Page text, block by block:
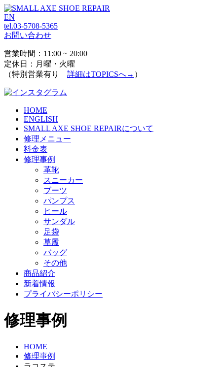
EN
tel.03-5708-5365
お問い合わせ
営業時間：11:00 ~ 20:00
定休日：月曜・火曜
（特別営業有り 詳細はTOPICSへ→ ）
HOME
ENGLISH
SMALL AXE SHOE REPAIRについて
修理メニュー
料金表
修理事例
革靴
スニーカー
ブーツ
パンプス
ヒール
サンダル
足袋
草履
バッグ
その他
商品紹介
新着情報
プライバシーポリシー
修理事例
HOME
修理事例